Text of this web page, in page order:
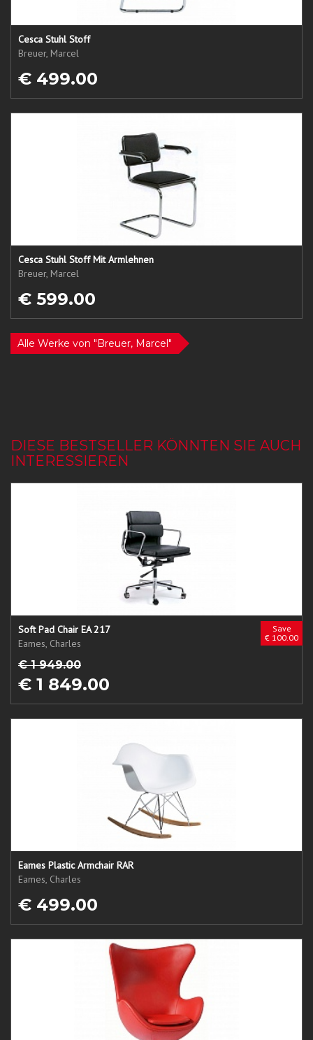
Cesca Stuhl Stoff
Breuer, Marcel
€ 499.00
Cesca Stuhl Stoff Mit Armlehnen
Breuer, Marcel
€ 599.00
Alle Werke von "Breuer, Marcel"
DIESE BESTSELLER KÖNNTEN SIE AUCH
INTERESSIEREN
Save
€ 100.00
Soft Pad Chair EA 217
Eames, Charles
€ 1 949.00
€ 1 849.00
Eames Plastic Armchair RAR
Eames, Charles
€ 499.00